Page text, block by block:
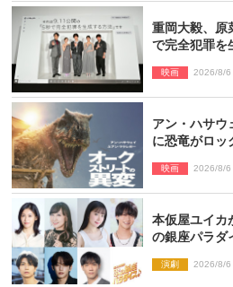
重岡大毅、原
で完全犯罪を
映画 2026/8/6
アン・ハサウ
に恐竜がロ
解禁
映画 2026/8/6
本仮屋ユイ
の銀座パラダ
演劇 2026/8/6